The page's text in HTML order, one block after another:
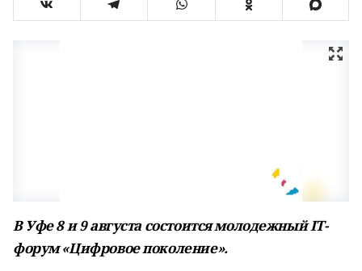
В Уфе 8 и 9 августа состоится молодежный IT-
форум «Цифровое поколение».